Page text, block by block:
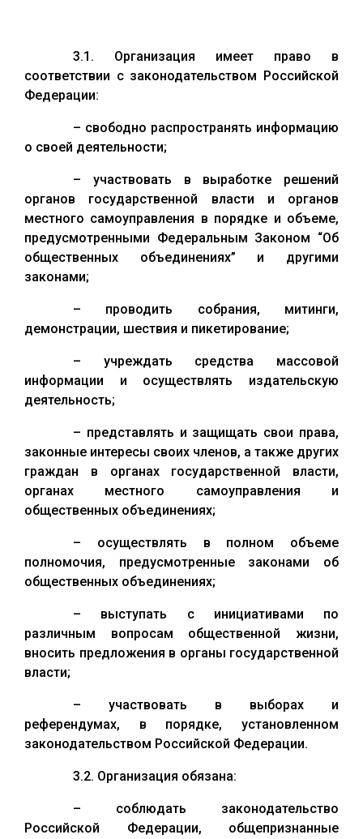
3.1. Организация имеет право в
соответствии с законодательством Российской
Федерации:
– свободно распространять информацию
о своей деятельности;
– участвовать в выработке решений
органов государственной власти и органов
местного самоуправления в порядке и объеме,
предусмотренными Федеральным Законом “Об
общественных объединениях” и другими
законами;
– проводить собрания, митинги,
демонстрации, шествия и пикетирование;
– учреждать средства массовой
информации и осуществлять издательскую
деятельность;
– представлять и защищать свои права,
законные интересы своих членов, а также других
граждан в органах государственной власти,
органах местного самоуправления и
общественных объединениях;
– осуществлять в полном объеме
полномочия, предусмотренные законами об
общественных объединениях;
– выступать с инициативами по
различным вопросам общественной жизни,
вносить предложения в органы государственной
власти;
– участвовать в выборах и
референдумах, в порядке, установленном
законодательством Российской Федерации.
3.2. Организация обязана:
– соблюдать законодательство
Российской Федерации, общепризнанные